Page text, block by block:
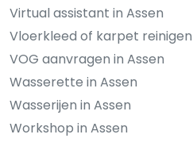
Virtual assistant in Assen
Vloerkleed of karpet reinigen
VOG aanvragen in Assen
Wasserette in Assen
Wasserijen in Assen
Workshop in Assen